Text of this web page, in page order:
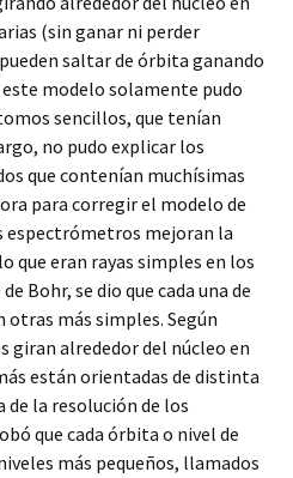
(sin ganar ni perder
saltar de órbita ganando
este modelo solamente pudo
sencillos, que tenían
no pudo explicar los
que contenían muchísimas
para corregir el modelo de
espectrómetros mejoran la
que eran rayas simples en los
Bohr, se dio que cada una de
otras más simples. Según
giran alrededor del núcleo en
están orientadas de distinta
de la resolución de los
que cada órbita o nivel de
más pequeños, llamados